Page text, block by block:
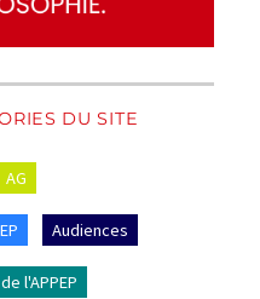
DU SITE
AG
Audiences
l'APPEP